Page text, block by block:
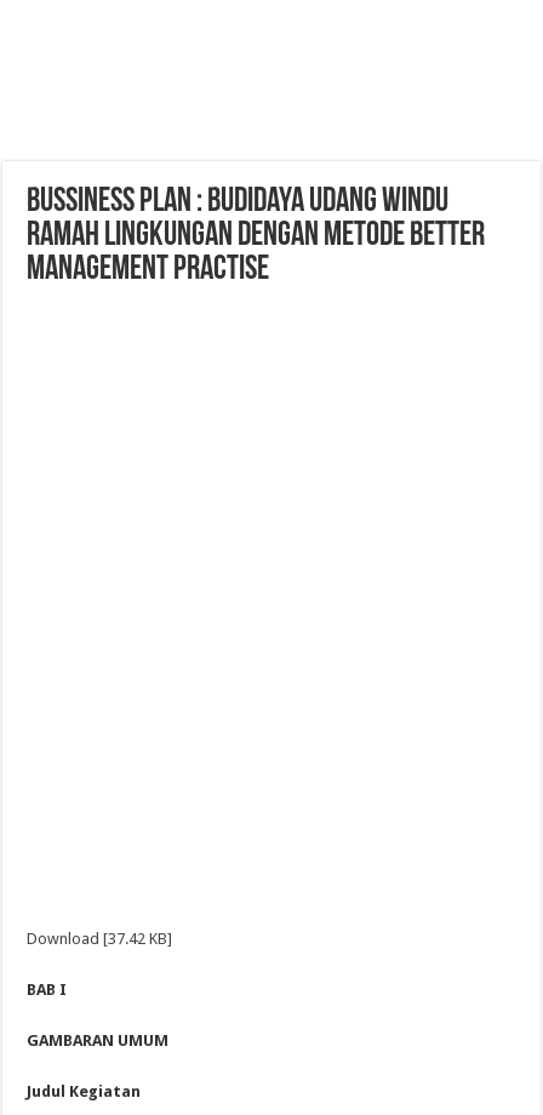
BUSSINESS PLAN : Budidaya Udang Windu
Ramah Lingkungan Dengan Metode Better
Management Practise
Download [37.42 KB]
BAB I
GAMBARAN UMUM
Judul Kegiatan